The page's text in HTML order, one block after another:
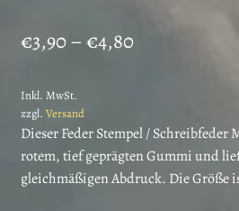
€3,90–€4,80Preisspanne:
€4,80
Inkl. MwSt.
zzgl. Versand
Dieser Feder Stempel / Schreibfeder
rotem, tief geprägten Gummi und
gleichmäßigen Abdruck. Die Größe